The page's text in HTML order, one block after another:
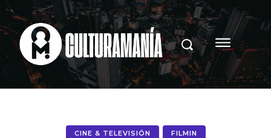
CINE & TELEVISIÓN FILMIN